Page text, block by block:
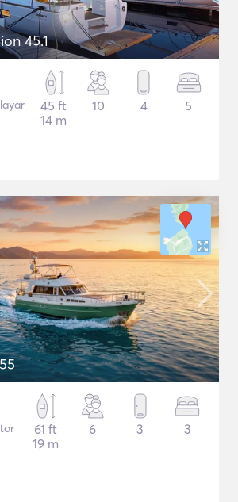
45.1
45 ft
14 m
10 4 5
61 ft
19 m
6 3 3